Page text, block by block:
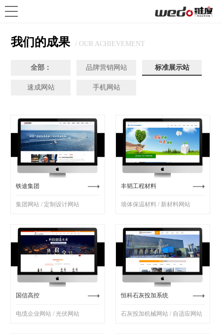
我们的成果 / OUR ACHIEVEMENT
全部： 品牌营销网站 标准展示站
速成网站 手机网站
铁途集团
集团网站 / 定制设计网站
丰韬工程材料
墙体保温材料 / 新材料网站
国信高控
电缆企业网站 / 光伏网站
恒科石灰投加系统
石灰投加机械网站 / 自适应网站